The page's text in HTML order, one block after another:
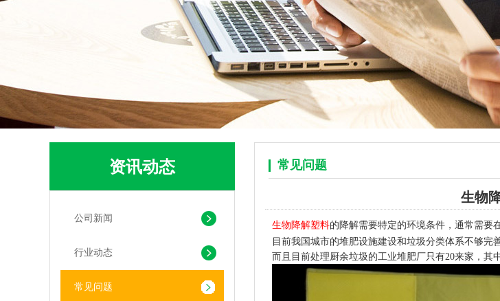
资讯动态
公司新闻
行业动态
常见问题
PLA+PBAT生物降解背心袋 快餐外卖打包袋
常见问题
生物
生物降解塑料的降解需要特定的环境条件，通常需要
目前我国城市的堆肥设施建设和垃圾分类体系不够完
而且目前处理厨余垃圾的工业堆肥厂只有20来家，其